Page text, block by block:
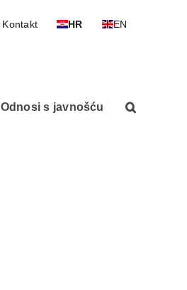
Kontakt HR EN
Odnosi s javnošću